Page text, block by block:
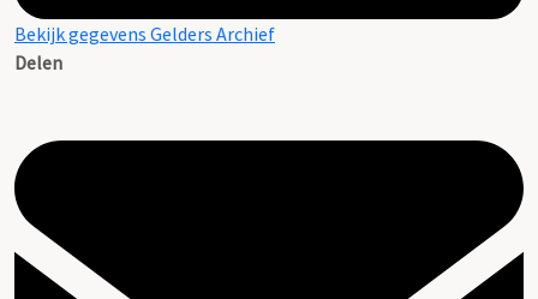
Bekijk gegevens Gelders Archief
Delen